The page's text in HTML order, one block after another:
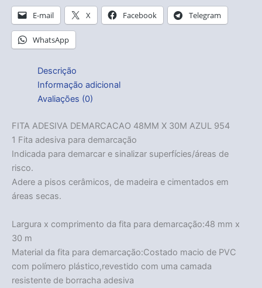
E-mail X Facebook Telegram
WhatsApp
Descrição
Informação adicional
Avaliações (0)
FITA ADESIVA DEMARCACAO 48MM X 30M AZUL 954
1 Fita adesiva para demarcação
Indicada para demarcar e sinalizar superfícies/áreas de
risco.
Adere a pisos cerâmicos, de madeira e cimentados em
áreas secas.
Largura x comprimento da fita para demarcação:48 mm x
30 m
Material da fita para demarcação:Costado macio de PVC
com polímero plástico,revestido com uma camada
resistente de borracha adesiva